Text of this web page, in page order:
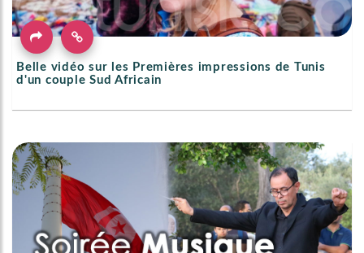
Belle vidéo sur les Premières impressions de Tunis
d'un couple Sud Africain